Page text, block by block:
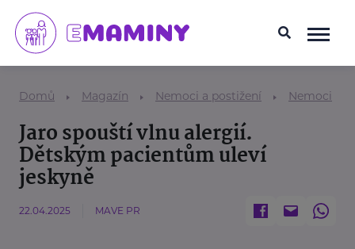
Domů Magazín Nemoci a postižení Nemoci
Jaro spouští vlnu alergií.
Dětským pacientům uleví
jeskyně
22.04.2025 MAVE PR